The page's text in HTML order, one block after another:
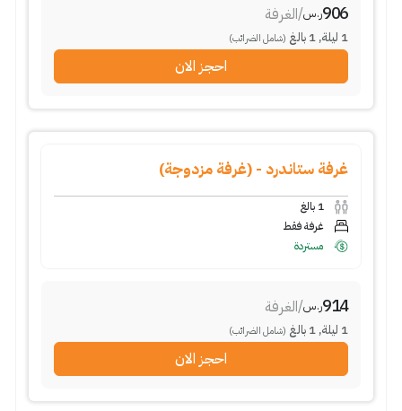
906ر.س/الغرفة
1 ليلة,
1 بالغ (شامل الضرائب)
احجز الان
غرفة ستاندرد - (غرفة مزدوجة)
1 بالغ
غرفة فقط
مستردة
914ر.س/الغرفة
1 ليلة,
1 بالغ (شامل الضرائب)
احجز الان